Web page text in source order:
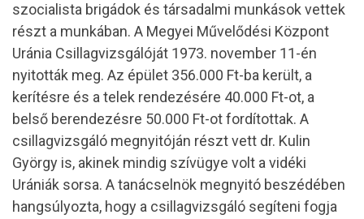
szocialista brigádok és társadalmi munkások vettek
részt a munkában. A Megyei Művelődési Központ
Uránia Csillagvizsgálóját 1973. november 11-én
nyitották meg. Az épület 356.000 Ft-ba került, a
kerítésre és a telek rendezésére 40.000 Ft-ot, a
belső berendezésre 50.000 Ft-ot fordítottak. A
csillagvizsgáló megnyitóján részt vett dr. Kulin
György is, akinek mindig szívügye volt a vidéki
Urániák sorsa. A tanácselnök megnyitó beszédében
hangsúlyozta, hogy a csillagvizsgáló segíteni fogja